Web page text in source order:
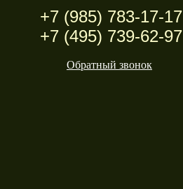
+7 (985) 783-17-17
+7 (495) 739-62-97
Обратный звонок